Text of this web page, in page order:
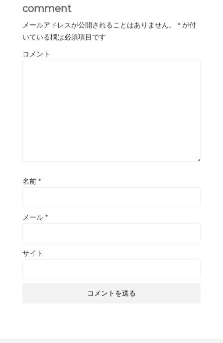
comment
メールアドレスが公開されることはありません。 * が付
いている欄は必須項目です
コメント
名前 *
メール *
サイト